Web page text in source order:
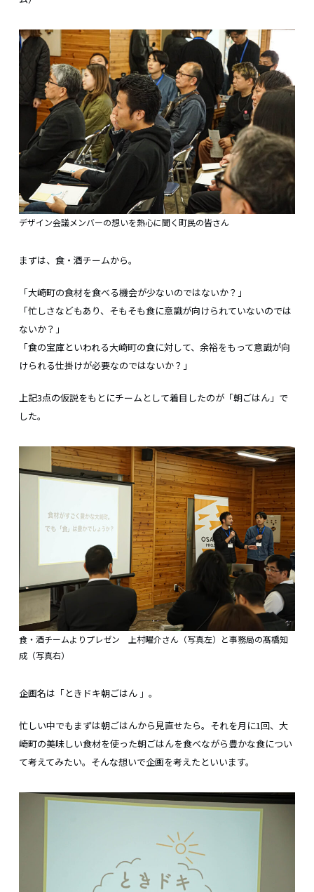
デザイン会議メンバーの想いを熱心に聞く町民の皆さん
まずは、食・酒チームから。
「大崎町の食材を食べる機会が少ないのではないか？」
「忙しさなどもあり、そもそも食に意識が向けられていないのでは
ないか？」
「食の宝庫といわれる大崎町の食に対して、余裕をもって意識が向
けられる仕掛けが必要なのではないか？」
上記3点の仮説をもとにチームとして着目したのが「朝ごはん」で
した。
食・酒チームよりプレゼン 上村曜介さん（写真左）と事務局の髙橋知
成（写真右）
企画名は「ときドキ朝ごはん 」。
忙しい中でもまずは朝ごはんから見直せたら。それを月に1回、大
崎町の美味しい食材を使った朝ごはんを食べながら豊かな食につい
て考えてみたい。そんな想いで企画を考えたといいます。